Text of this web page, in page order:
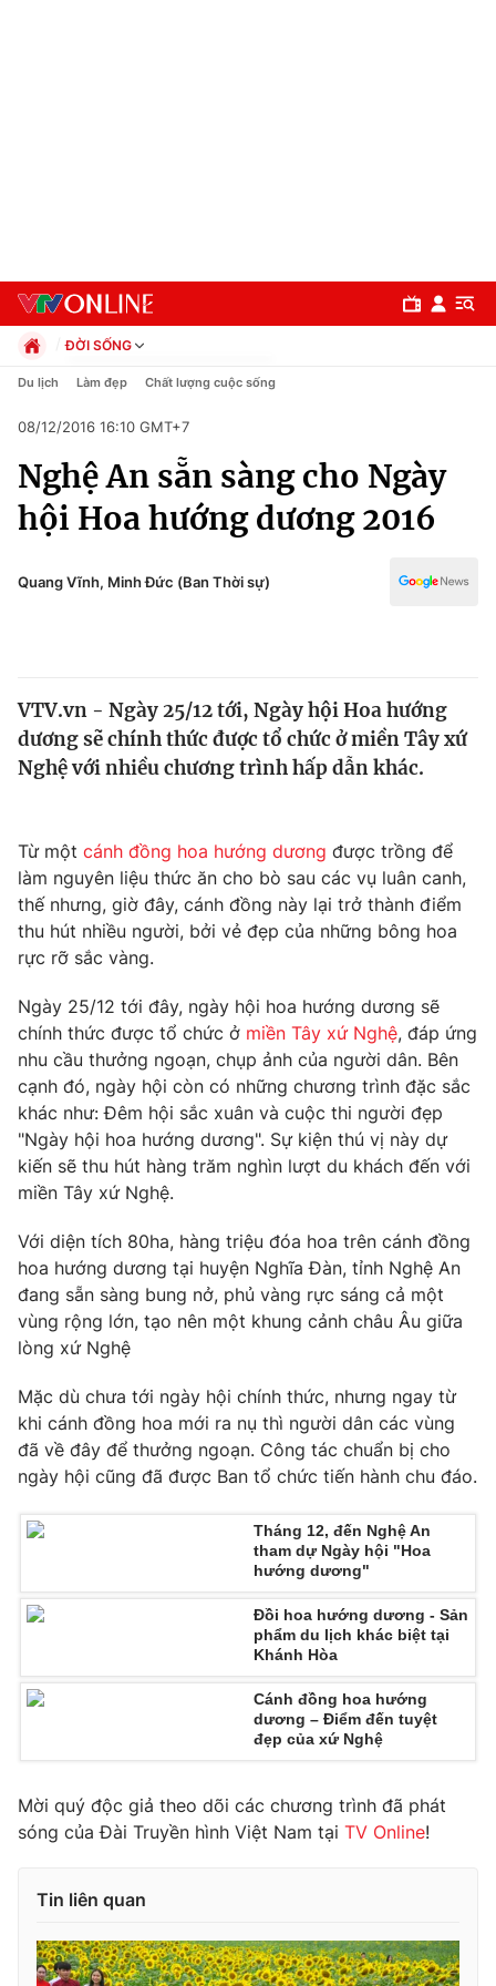
Chuyên mục
Chính trị
Thế giới
Thế giới đó đây
Câu chuyện quốc tế
Tài chính
Thị trường
Góc doanh nghiệp
Dữ liệu và đời sống
Truyền hình
Phim VTV
Hậu trường
Nhân vật
Khán giả
Giải sao mai
Giải trí
Điện ảnh
Âm nhạc
Sao
Đời sống
Du lịch
Làm đẹp
Giáo dục
Tuyển sinh
Học trực tuyến
Công nghệ
Hitech Công nghệ tương lai
Sản phẩm
Thị trường
Tư vấn
Giao lưu trực tuyến
Lịch phát sóng
Chuyên mục khác
Emagazine Podcast
Photo Infographic
Video Shorts video
VTV Thể thao
Bất động sản
VTV4 Vươn mình bằng AI
VTV9
Liên hệ tòa soạn English
ĐỜI SỐNG
Chính trị
Pháp luật
Kinh tế
Thể thao
Truyền hình
Y tế
Du lịch Làm đẹp Chất lượng cuộc sống
08/12/2016 16:10 GMT+7
Nghệ An sẵn sàng cho Ngày
hội Hoa hướng dương 2016
Quang Vĩnh, Minh Đức (Ban Thời sự)
VTV.vn - Ngày 25/12 tới, Ngày hội Hoa hướng
dương sẽ chính thức được tổ chức ở miền Tây xứ
Nghệ với nhiều chương trình hấp dẫn khác.
Từ một cánh đồng hoa hướng dương được trồng để
làm nguyên liệu thức ăn cho bò sau các vụ luân canh,
thế nhưng, giờ đây, cánh đồng này lại trở thành điểm
thu hút nhiều người, bởi vẻ đẹp của những bông hoa
rực rỡ sắc vàng.
Ngày 25/12 tới đây, ngày hội hoa hướng dương sẽ
chính thức được tổ chức ở miền Tây xứ Nghệ, đáp ứng
nhu cầu thưởng ngoạn, chụp ảnh của người dân. Bên
cạnh đó, ngày hội còn có những chương trình đặc sắc
khác như: Đêm hội sắc xuân và cuộc thi người đẹp
"Ngày hội hoa hướng dương". Sự kiện thú vị này dự
kiến sẽ thu hút hàng trăm nghìn lượt du khách đến với
miền Tây xứ Nghệ.
Với diện tích 80ha, hàng triệu đóa hoa trên cánh đồng
hoa hướng dương tại huyện Nghĩa Đàn, tỉnh Nghệ An
đang sẵn sàng bung nở, phủ vàng rực sáng cả một
vùng rộng lớn, tạo nên một khung cảnh châu Âu giữa
lòng xứ Nghệ
Mặc dù chưa tới ngày hội chính thức, nhưng ngay từ
khi cánh đồng hoa mới ra nụ thì người dân các vùng
đã về đây để thưởng ngoạn. Công tác chuẩn bị cho
ngày hội cũng đã được Ban tổ chức tiến hành chu đáo.
Tháng 12, đến Nghệ An
tham dự Ngày hội "Hoa
hướng dương"
Đồi hoa hướng dương - Sản
phẩm du lịch khác biệt tại
Khánh Hòa
Cánh đồng hoa hướng
dương – Điểm đến tuyệt
đẹp của xứ Nghệ
Mời quý độc giả theo dõi các chương trình đã phát
sóng của Đài Truyền hình Việt Nam tại TV Online!
Tin liên quan